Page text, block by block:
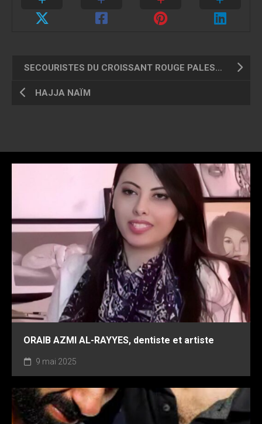
SECOURISTES DU CROISSANT ROUGE PALESTINIEN
HAJJA NAÏM
ORAIB AZMI AL-RAYYES, dentiste et artiste
9 mai 2025